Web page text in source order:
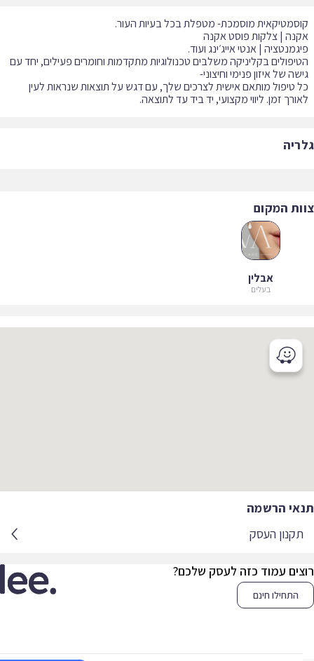
בקליניקה משלבים טכנולוגיות מתקדמות וחומרים פעילים, יחד עם
טיפול מותאם אישית לצרכים שלך, עם דגש על תוצאות שנראות לעין
זמן. ליווי מקצועי, יד ביד עד לתוצאה.
המקום
אבלין
בעלים
הרשמה
תקנון העסק
עמוד כזה לעסק שלכם?
התחילו חינם